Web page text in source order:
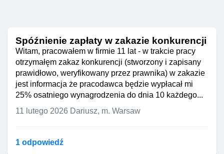
Spóźnienie zapłaty w zakazie konkurencji
Witam, pracowałem w firmie 11 lat - w trakcie pracy
otrzymałęm zakaz konkurencji (stworzony i zapisany
prawidłowo, weryfikowany przez prawnika) w zakazie
jest informacja że pracodawca będzie wypłacał mi
25% osatniego wynagrodzenia do dnia 10 każdego...
11 lutego 2026 Dariusz, m. Warsaw
1 odpowiedź